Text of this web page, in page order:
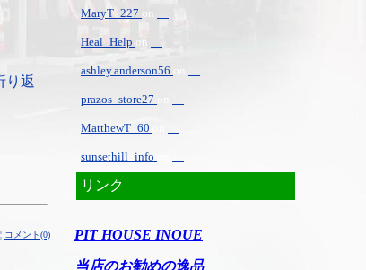
り返
¦ コメント(0)
MaryT_227 on
Heal_Help on
ashley.anderson56 on
prazos_store27
MatthewT_60
sunsethill_info
リンク
PIT HOUSE INOUE
当店のお勧めの逸品